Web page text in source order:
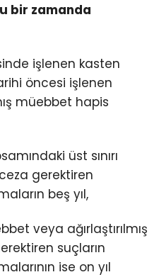
bir zamanda
işlenen kasten
öncesi işlenen
müebbet hapis
üst sınırı
gerektiren
beş yıl,
veya ağırlaştırılmış
suçların
ise on yıl